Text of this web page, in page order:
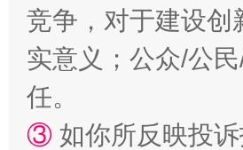
竞争，对于建设创
实意义；公众/公
任。
③ 如你所反映投